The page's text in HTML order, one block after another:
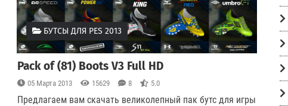
БУТСЫ ДЛЯ PES 2013
Pack of (81) Boots V3 Full HD
05 Марта 2013 15629 8 5.0
Предлагаем вам скачать великолепный пак бутс для игры